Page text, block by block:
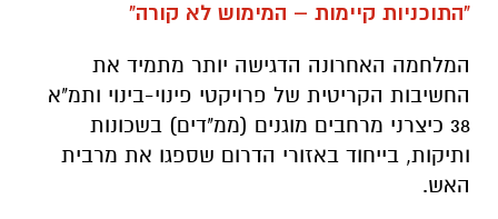
38 כיצרני מרחבים מוגנים (ממ"דים) בשכונות
האש.
לדברי כרמלה קופר, העורכת הראשית של אתר
"מגדילים": "המלחמה הדגישה את חשיבות
ההתחדשות העירונית ככלי מרכזי ליצירת דירות